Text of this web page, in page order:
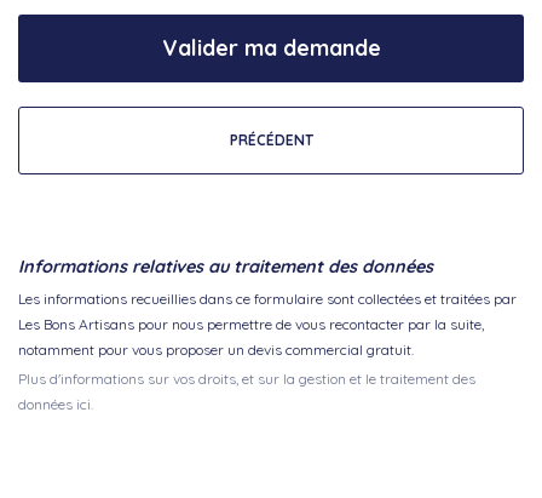
PRÉCÉDENT
Valider ma demande
Informations relatives au traitement des données
Les informations recueillies dans ce formulaire sont collectées et traitées par
Les Bons Artisans pour nous permettre de vous recontacter par la suite,
notamment pour vous proposer un devis commercial gratuit.
Plus d'informations sur vos droits, et sur la gestion et le traitement des
données ici.